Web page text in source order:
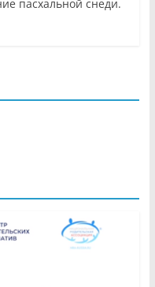
пасхальной снеди.